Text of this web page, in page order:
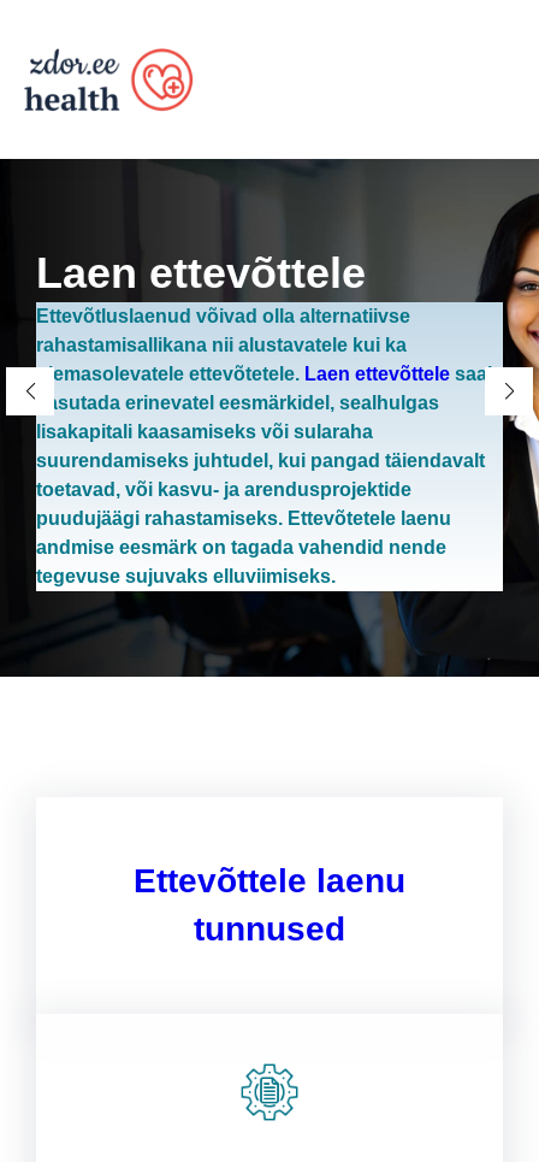
content
Laen ettevõttele
Ettevõtluslaenud võivad olla alternatiivse
rahastamisallikana nii alustavatele kui ka
olemasolevatele ettevõtetele. Laen ettevõttele saab
kasutada erinevatel eesmärkidel, sealhulgas
lisakapitali kaasamiseks või sularaha
suurendamiseks juhtudel, kui pangad täiendavalt
toetavad, või kasvu- ja arendusprojektide
puudujäägi rahastamiseks. Ettevõtetele laenu
andmise eesmärk on tagada vahendid nende
tegevuse sujuvaks elluviimiseks.
Ettevõttele laenu
tunnused